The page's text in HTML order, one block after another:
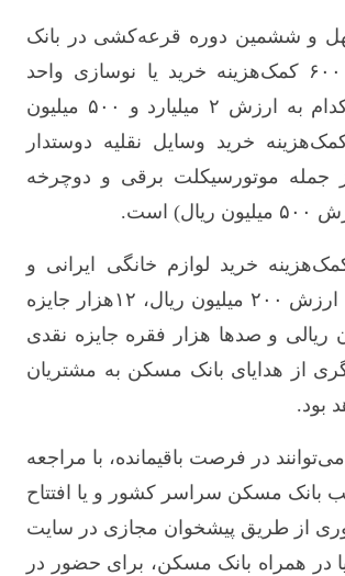
و ششمین دوره قرعه‌کشی در بانک
مسکن شامل ۶۰۰ کمک‌هزینه خرید یا نوسازی واحد
مسکونی (هر کدام به ارزش ۲ میلیارد و ۵۰۰ میلیون
و ۳۰۰ کمک‌هزینه خرید وسایل نقلیه دوستدار
جمله موتورسیکلت برقی و دوچرخه
است.
۳۰۰ کمک‌هزینه خرید لوازم خانگی ایرانی و
صنایع دستی به ارزش ۲۰۰ میلیون ریال، ۱۲هزار جایزه
میلیون ریالی و صدها هزار فقره جایزه نقدی
از هدایای بانک مسکن به مشتریان
بود.
در فرصت باقیمانده، با مراجعه
مسکن سراسر کشور و یا افتتاح
از طریق پیشخوان مجازی در سایت
در همراه بانک مسکن، برای حضور در